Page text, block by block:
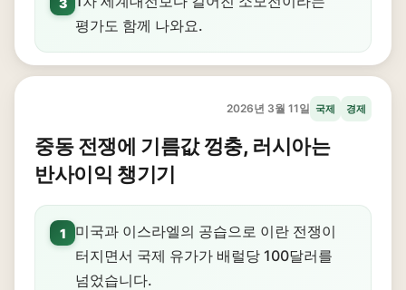
평가도 함께 나와요.
2026년 3월 11일 국제 경제
중동 전쟁에 기름값 껑충, 러시아는
반사이익 챙기기
1
미국과 이스라엘의 공습으로 이란 전쟁이
터지면서 국제 유가가 배럴당 100달러를
넘었습니다.